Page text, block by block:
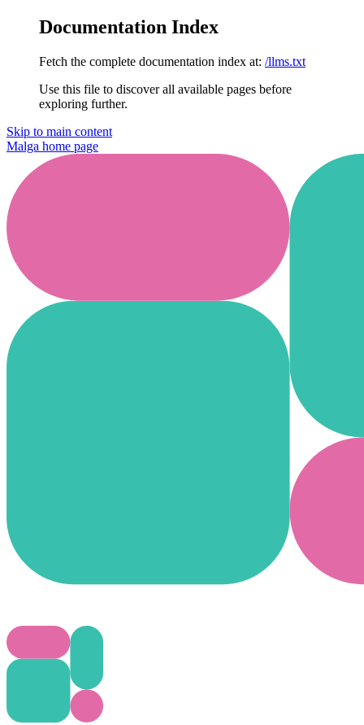
Documentation Index
Fetch the complete documentation index at: /llms.txt
Use this file to discover all available pages before
exploring further.
Skip to main content
Malga home page